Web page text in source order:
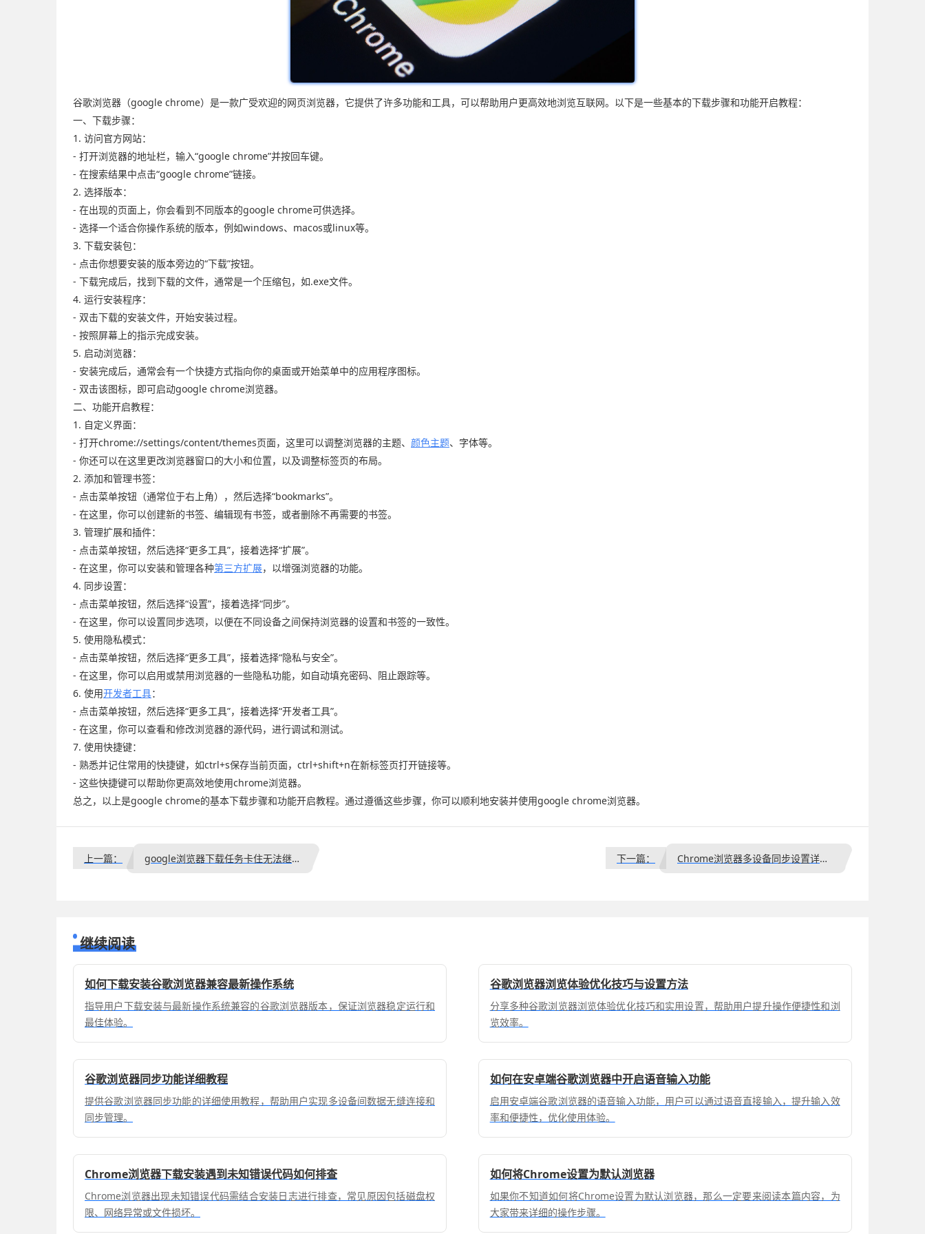
谷歌浏览器（google chrome）是一款广受欢迎的网页浏览器，它提供了许多功能和工具，可以帮助用户更高效地浏览互联网。以下是一些基本的下载步骤和功能开启教程：
一、下载步骤：
1. 访问官方网站：
- 打开浏览器的地址栏，输入“google chrome”并按回车键。
- 在搜索结果中点击“google chrome”链接。
2. 选择版本：
- 在出现的页面上，你会看到不同版本的google chrome可供选择。
- 选择一个适合你操作系统的版本，例如windows、macos或linux等。
3. 下载安装包：
- 点击你想要安装的版本旁边的“下载”按钮。
- 下载完成后，找到下载的文件，通常是一个压缩包，如.exe文件。
4. 运行安装程序：
- 双击下载的安装文件，开始安装过程。
- 按照屏幕上的指示完成安装。
5. 启动浏览器：
- 安装完成后，通常会有一个快捷方式指向你的桌面或开始菜单中的应用程序图标。
- 双击该图标，即可启动google chrome浏览器。
二、功能开启教程：
1. 自定义界面：
- 打开chrome://settings/content/themes页面，这里可以调整浏览器的主题、 颜色主题、字体等。
- 你还可以在这里更改浏览器窗口的大小和位置，以及调整标签页的布局。
2. 添加和管理书签：
- 点击菜单按钮（通常位于右上角），然后选择“bookmarks”。
- 在这里，你可以创建新的书签、编辑现有书签，或者删除不再需要的书签。
3. 管理扩展和插件：
- 点击菜单按钮，然后选择“更多工具”，接着选择“扩展”。
- 在这里，你可以安装和管理各种第三方扩展，以增强浏览器的功能。
4. 同步设置：
- 点击菜单按钮，然后选择“设置”，接着选择“同步”。
- 在这里，你可以设置同步选项，以便在不同设备之间保持浏览器的设置和书签的一致性。
5. 使用隐私模式：
- 点击菜单按钮，然后选择“更多工具”，接着选择“隐私与安全”。
- 在这里，你可以启用或禁用浏览器的一些隐私功能，如自动填充密码、阻止跟踪等。
6. 使用开发者工具：
- 点击菜单按钮，然后选择“更多工具”，接着选择“开发者工具”。
- 在这里，你可以查看和修改浏览器的源代码，进行调试和测试。
7. 使用快捷键：
- 熟悉并记住常用的快捷键，如ctrl+s保存当前页面，ctrl+shift+n在新标签页打开链接等。
- 这些快捷键可以帮助你更高效地使用chrome浏览器。
总之，以上是google chrome的基本下载步骤和功能开启教程。通过遵循这些步骤，你可以顺利地安装并使用google chrome浏览器。
上一篇： google浏览器下载任务卡住无法继续的快速处理 下一篇： Chrome浏览器多设备同步设置详解教程
继续阅读
如何下载安装谷歌浏览器兼容最新操作系统
指导用户下载安装与最新操作系统兼容的谷歌浏览器版本，保证浏览器稳定运行和
最佳体验。
谷歌浏览器浏览体验优化技巧与设置方法
分享多种谷歌浏览器浏览体验优化技巧和实用设置，帮助用户提升操作便捷性和浏
览效率。
谷歌浏览器同步功能详细教程
提供谷歌浏览器同步功能的详细使用教程，帮助用户实现多设备间数据无缝连接和
同步管理。
如何在安卓端谷歌浏览器中开启语音输入功能
启用安卓端谷歌浏览器的语音输入功能，用户可以通过语音直接输入，提升输入效
率和便捷性，优化使用体验。
Chrome浏览器下载安装遇到未知错误代码如何排查
Chrome浏览器出现未知错误代码需结合安装日志进行排查，常见原因包括磁盘权
限、网络异常或文件损坏。
如何将Chrome设置为默认浏览器
如果你不知道如何将Chrome设置为默认浏览器，那么一定要来阅读本篇内容，为
大家带来详细的操作步骤。